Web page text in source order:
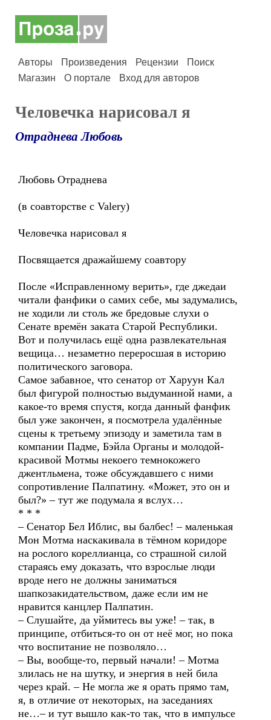
Авторы Произведения Рецензии
Поиск
Магазин
О портале Вход для авторов
Человечка нарисовал я
Отраднева Любовь
Любовь Отраднева
(в соавторстве с Valery)
Человечка нарисовал я
Посвящается дражайшему соавтору
После «Исправленному верить», где джедаи
читали фанфики о самих себе, мы задумались,
не ходили ли столь же бредовые слухи о
Сенате времён заката Старой Республики.
Вот и получилась ещё одна развлекательная
вещица… незаметно переросшая в историю
политического заговора.
Самое забавное, что сенатор от Харуун Кал
был фигурой полностью выдуманной нами, а
какое-то время спустя, когда данный фанфик
был уже закончен, я посмотрела удалённые
сцены к третьему эпизоду и заметила там в
компании Падме, Бэйла Органы и молодой-
красивой Мотмы некоего темнокожего
джентльмена, тоже обсуждавшего с ними
сопротивление Палпатину. «Может, это он и
был?» – тут же подумала я вслух…
* * *
– Сенатор Бел Иблис, вы балбес! – маленькая
Мон Мотма наскакивала в тёмном коридоре
на рослого кореллианца, со страшной силой
стараясь ему доказать, что взрослые люди
вроде него не должны заниматься
шапкозакидательством, даже если им не
нравится канцлер Палпатин.
– Слушайте, да уймитесь вы уже! – так, в
принципе, отбиться-то он от неё мог, но пока
что воспитание не позволяло…
– Вы, вообще-то, первый начали! – Мотма
злилась не на шутку, и энергия в ней била
через край. – Не могла же я орать прямо там,
я, в отличие от некоторых, на заседаниях
не…– и тут вышло как-то так, что в импульсе